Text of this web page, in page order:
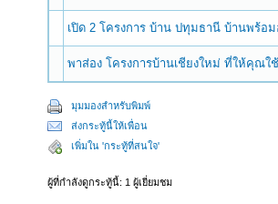
เปิด 2 โครงการ บ้าน ปทุมธานี บ้านพร้อ
พาส่อง โครงการบ้านเชียงใหม่ ที่ให้คุณใ
มุมมองสำหรับพิมพ์
ส่งกระทู้นี้ให้เพื่อน
เพิ่มใน 'กระทู้ที่สนใจ'
ผู้ที่กำลังดูกระทู้นี้: 1 ผู้เยี่ยมชม